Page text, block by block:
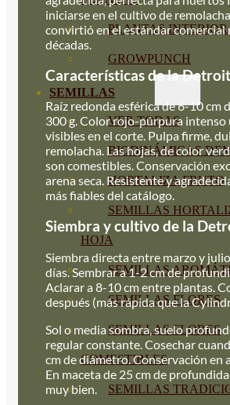
PLANTAS INTERIOR
GROWPUNCH
SEMILLAS
VER TODAS
BIODINÁMICAS
HORTALIZA FRUTO
SEMILLAS
HOJA
SEMILLAS
SEMILLAS FLORES
SEMILLAS FLORES
COMESTIBLES
SEMILLAS
iniciarse en el cultivo de
convirtió en el estándar
décadas.
Características de la
Raíz redonda esférica de 6-10 cm
300 g. Color rojo-púrpura intenso
visibles en el corte. Pulpa firme,
remolacha. Las hojas, de color
son comestibles. Conservación
arena seca. Resistente y
más fiables del catálogo.
Siembra y cultivo de la
Siembra directa entre marzo y
días. Sembrar a 1-2 cm de
Aclarar a 8-10 cm entre plantas.
después (más rápida que la
Sol o media sombra, suelo
regular constante. Cosechar
cm de diámetro. Conservación en
En maceta de 25 cm de
muy bien.